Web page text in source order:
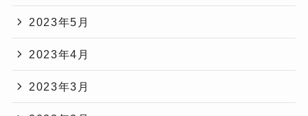
2023年5月
2023年4月
2023年3月